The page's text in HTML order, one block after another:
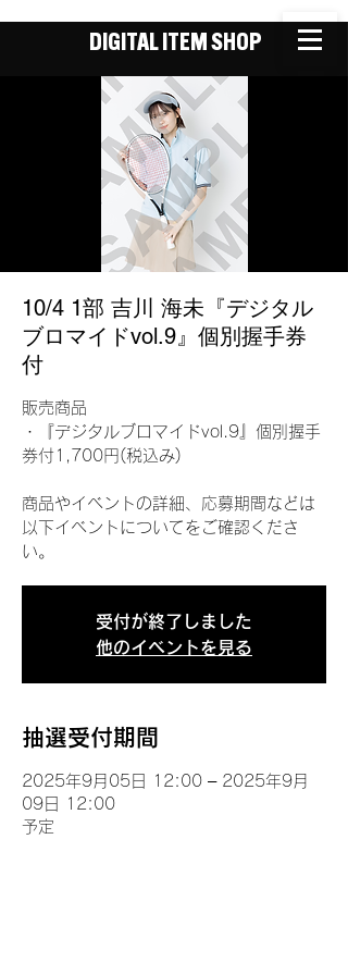
DIGITAL ITEM SHOP
10/4 1部 吉川 海未『デジタル
ブロマイドvol.9』個別握手券
付
販売商品
・『デジタルブロマイドvol.9』個別握手
券付1,700円(税込み)
商品やイベントの詳細、応募期間などは
以下イベントについてをご確認くださ
い。
受付が終了しました
他のイベントを見る
抽選受付期間
2025年9月05日 12:00 – 2025年9月
09日 12:00
予定